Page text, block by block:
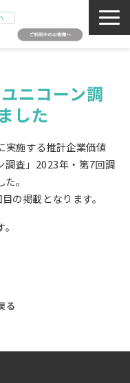
ィ
ニコーン調
した
実施する推計企業価値
調査」2023年・第7回調
。
の掲載となります。
る